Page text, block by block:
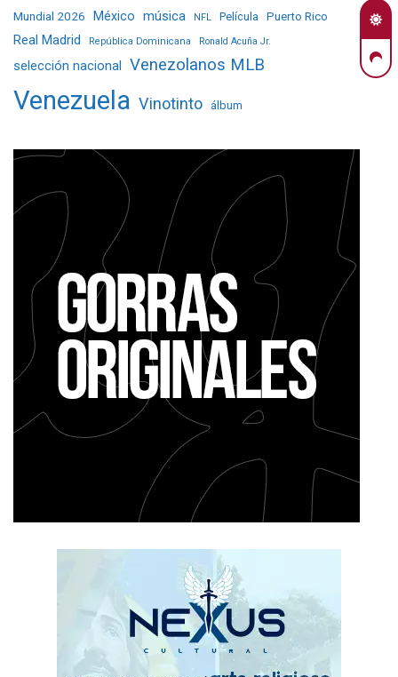
Mundial 2026 México música NFL Película Puerto Rico
Real Madrid República Dominicana Ronald Acuña Jr.
selección nacional Venezolanos MLB
Venezuela Vinotinto álbum